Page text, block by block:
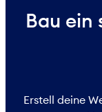
Bau ein
Erstell deine